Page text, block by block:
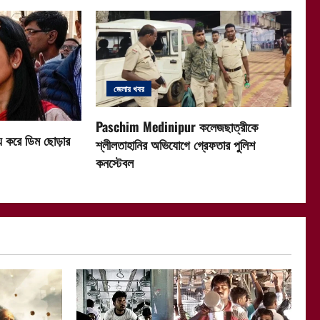
করে ডিম ছোড়ার
জেলার খবর
Paschim Medinipur কলেজছাত্রীকে
শ্লীলতাহানির অভিযোগে গ্রেফতার পুলিশ
কনস্টেবল